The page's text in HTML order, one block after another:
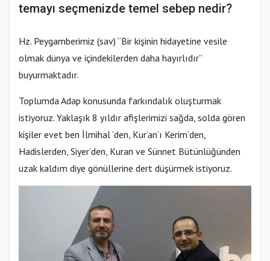
temayı seçmenizde temel sebep nedir?
Hz. Peygamberimiz (sav) “Bir kişinin hidayetine vesile
olmak dünya ve içindekilerden daha hayırlıdır”
buyurmaktadır.
Toplumda Adap konusunda farkındalık oluşturmak
istiyoruz. Yaklaşık 8 yıldır afişlerimizi sağda, solda gören
kişiler evet ben İlmihal ’den, Kur’an’ı Kerim’den,
Hadislerden, Siyer’den, Kuran ve Sünnet Bütünlüğünden
uzak kaldım diye gönüllerine dert düşürmek istiyoruz.